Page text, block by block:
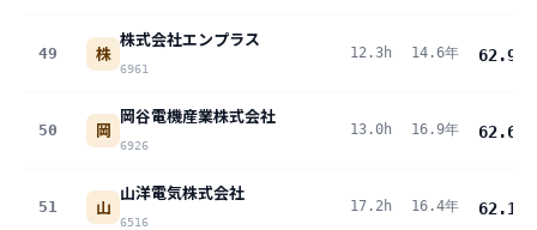
49 株
株式会社エンプラス
6961
12.3h 14.6年 62.9
50 岡
岡谷電機産業株式会社
6926
13.0h 16.9年 62.6
51 山
山洋電気株式会社
6516
17.2h 16.4年 62.1